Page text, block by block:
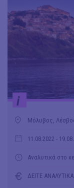
i
Μόλυβος,
11.08.2022 -
Αναλυτικά στο
ΔΕΙΤΕ